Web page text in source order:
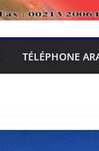
TÉLÉPHONE